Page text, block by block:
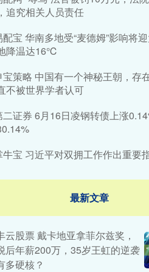
追究相关人员责任
配宝 华南多地受“麦德姆”影响将
降温达16℃
宝策略 中国有一个神秘王朝，存
不被世界学者认可
二证券 6月16日凌钢转债上涨
牛宝 习近平对双拥工作作出重要
最新文章
云股票 戴卡地亚拿菲尔兹奖，
后年薪200万，35岁王虹的逆袭
多硬核？